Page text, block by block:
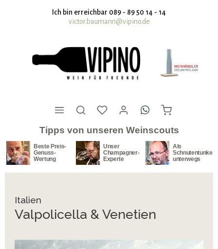
springenIch bin erreichbar 089 - 89 50 14 - 14
victor.baumann@vipino.de
Tipps von unseren Weinscouts
Unser
Champagner-
Experte
Als
Schnutentunker
unterwegs
Unser
Südafrika-
Spezialist
Italien
Valpolicella & Venetien